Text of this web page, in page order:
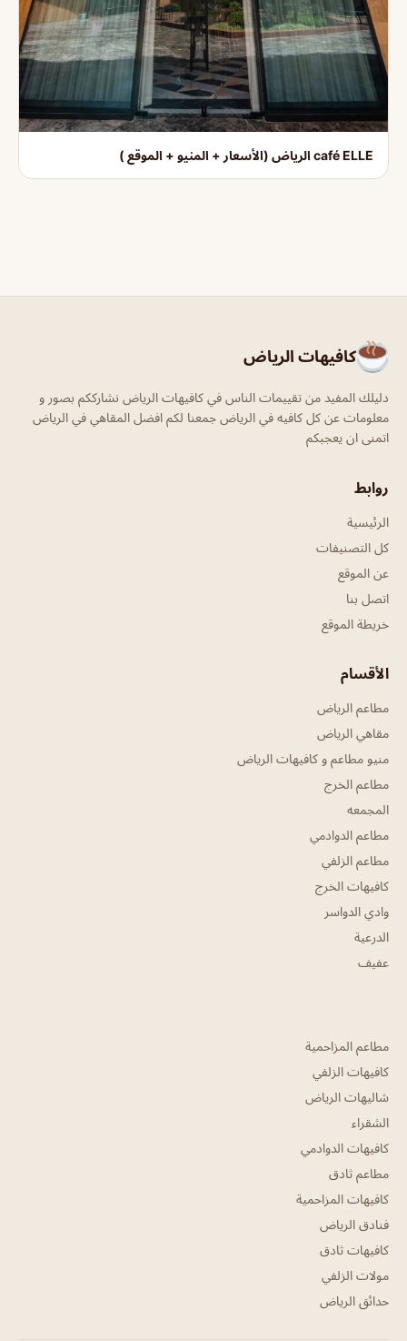
café ELLE الرياض (الأسعار + المنيو + الموقع )
كافيهات الرياض
دليلك المفيد من تقييمات الناس في كافيهات الرياض نشارككم بصور و
معلومات عن كل كافيه في الرياض جمعنا لكم افضل المقاهي في الرياض
اتمنى ان يعجبكم
روابط
الرئيسية
كل التصنيفات
عن الموقع
اتصل بنا
خريطة الموقع
الأقسام
مطاعم الرياض
مقاهي الرياض
منيو مطاعم و كافيهات الرياض
مطاعم الخرج
المجمعه
مطاعم الدوادمي
مطاعم الزلفي
كافيهات الخرج
وادي الدواسر
الدرعية
عفيف
مطاعم المزاحمية
كافيهات الزلفي
شاليهات الرياض
الشقراء
كافيهات الدوادمي
مطاعم ثادق
كافيهات المزاحمية
فنادق الرياض
كافيهات ثادق
مولات الزلفي
حدائق الرياض